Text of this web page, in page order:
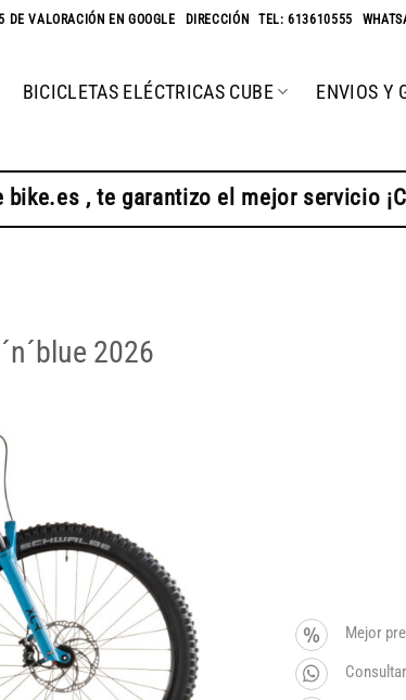
DE VALORACIÓN EN GOOGLE DIRECCIÓN -TEL: 613610555
BICICLETAS ELÉCTRICAS CUBE ENVIOS Y
, te garantizo el mejor servicio
2026
Mejor